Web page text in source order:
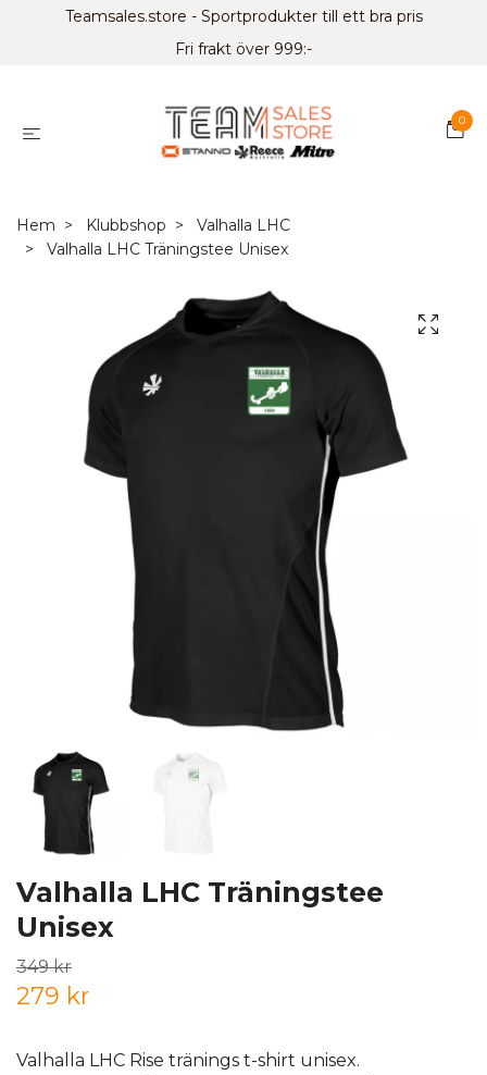
Teamsales.store - Sportprodukter till ett bra pris
Fri frakt över 999:-
0
Hem Klubbshop
Valhalla LHC
Valhalla LHC Träningstee Unisex
Valhalla LHC Träningstee
Unisex
349 kr
279 kr
Valhalla LHC Rise tränings t-shirt unisex.